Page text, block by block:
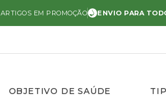
ARTIGOS EM PROMOÇÃO ENVIO PARA
OBJETIVO DE SAÚDE